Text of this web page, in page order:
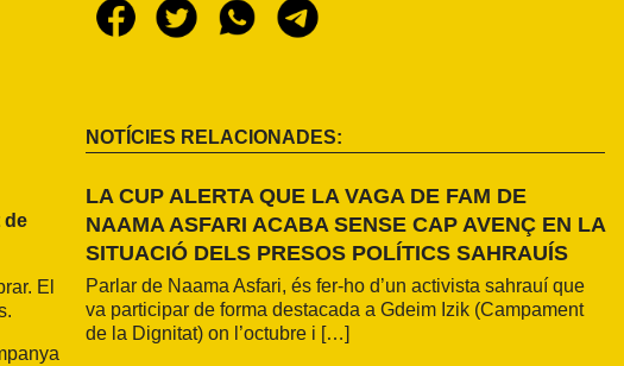
de
El
NOTÍCIES RELACIONADES:
LA CUP ALERTA QUE LA VAGA DE FAM DE
NAAMA ASFARI ACABA SENSE CAP AVENÇ EN LA
SITUACIÓ DELS PRESOS POLÍTICS SAHRAUÍS
Parlar de Naama Asfari, és fer-ho d’un activista sahrauí que
va participar de forma destacada a Gdeim Izik (Campament
de la Dignitat) on l’octubre i […]